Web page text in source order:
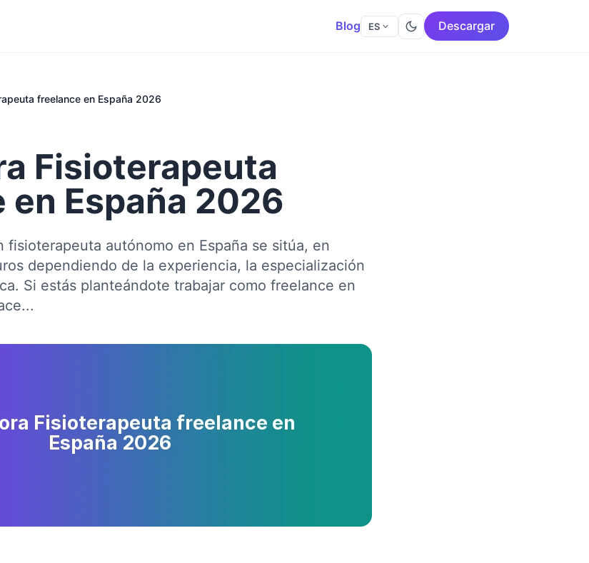
Blog ES Descargar
freelance en España 2026
Fisioterapeuta
España 2026
fisioterapeuta autónomo en España se sitúa, en
dependiendo de la experiencia, la especialización
Si estás planteándote trabajar como freelance en